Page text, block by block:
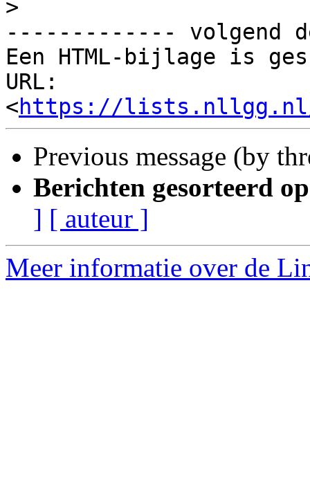
>
------------- volgend
Een HTML-bijlage is
URL:
<https://lists.nllgg.nl/
Previous message (by
Berichten gesorteerd
] [ auteur ]
Meer informatie over de